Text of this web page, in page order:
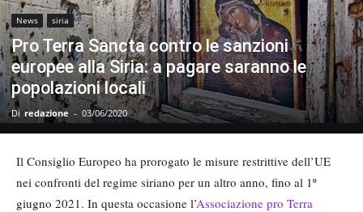
News siria
Pro Terra Sancta contro le sanzioni
europee alla Siria: a pagare saranno le
popolazioni locali
Di redazione - 03/06/2020
Il Consiglio Europeo ha prorogato le misure restrittive dell’UE
nei confronti del regime siriano per un altro anno, fino al 1º
giugno 2021. In questa occasione l’Associazione pro Terra